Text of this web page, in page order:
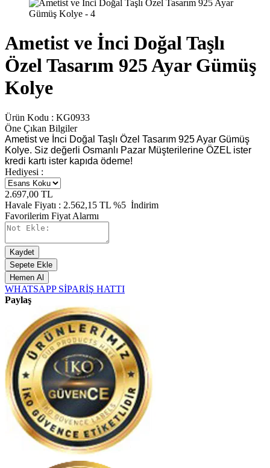
Ametist ve İnci Doğal Taşlı
Özel Tasarım 925 Ayar Gümüş
Kolye
Ürün Kodu : KG0933
Öne Çıkan Bilgiler
Ametist ve İnci Doğal Taşlı Özel Tasarım 925 Ayar Gümüş
Kolye. Siz değerli Osmanlı Pazar Müşterilerine ÖZEL ister
kredi kartı ister kapıda ödeme!
Hediyesi :
2.697,00 TL
Havale Fiyatı : 2.562,15 TL %5 İndirim
Favorilerim Fiyat Alarmı
Kaydet
Sepete Ekle
Hemen Al
WHATSAPP SİPARİŞ HATTI
Paylaş